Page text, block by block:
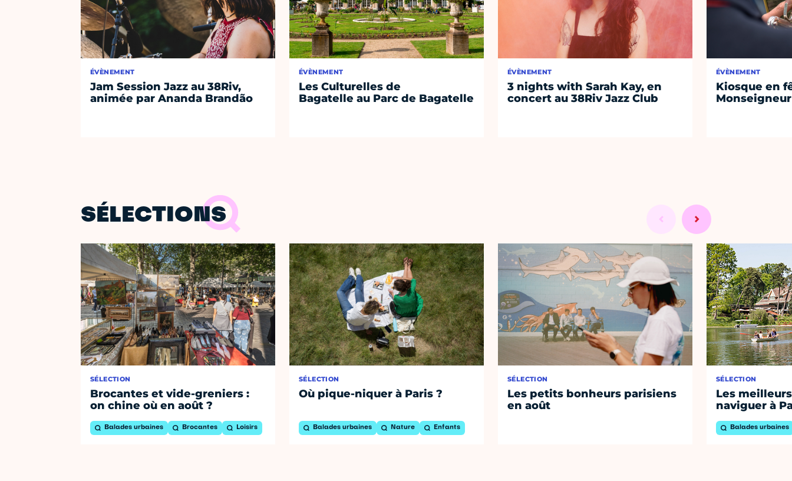
ÉVÈNEMENT
Jam Session Jazz au 38Riv,
animée par Ananda Brandão
ÉVÈNEMENT
Les Culturelles de
Bagatelle au Parc de Bagatelle
ÉVÈNEMENT
3 nights with Sarah Kay, en
concert au 38Riv Jazz Club
ÉVÈNEMENT
Kiosque en
SÉLECTIONS
SÉLECTION
Brocantes et vide-greniers :
on chine où en août ?
Balades urbaines Brocantes Loisirs
SÉLECTION
Où pique-niquer à Paris ?
Balades urbaines Nature Enfants
SÉLECTION
Les petits bonheurs parisiens
en août
SÉLECTION
Les
naviguer à
Balades urbaines